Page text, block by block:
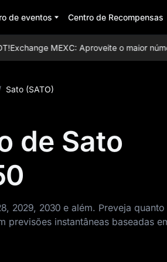
de eventos Centro de Recompensas
Exchange MEXC: Aproveite o maior
Sato (SATO)
de Sato
2029, 2030 e além. Preveja quanto
instantâneas baseadas